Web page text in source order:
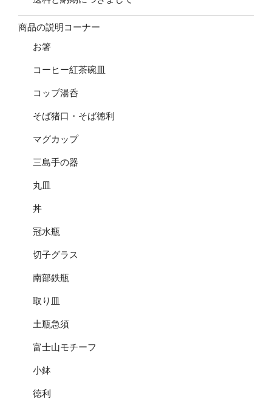
商品の説明コーナー
お箸
コーヒー紅茶碗皿
コップ湯呑
そば猪口・そば徳利
マグカップ
三島手の器
丸皿
丼
冠水瓶
切子グラス
南部鉄瓶
取り皿
土瓶急須
富士山モチーフ
小鉢
徳利